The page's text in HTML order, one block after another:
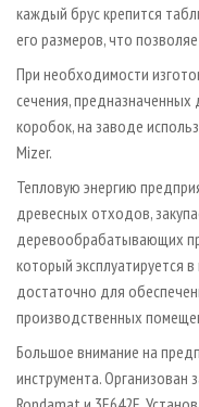
каждый брус крепится
его размеров, что
При необходимости
сечения,
коробок, на заводе
Mizer.
Тепловую энергию
древесных отходов,
деревообрабатывающих
который эксплуатируется
достаточно для
производственных
Большое внимание на
инструмента. Организован